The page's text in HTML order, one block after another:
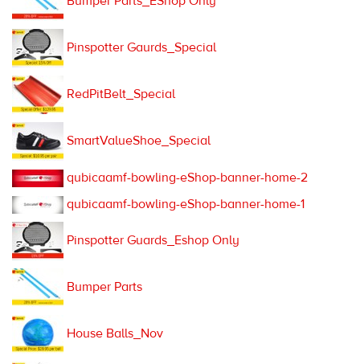
Pinspotter Gaurds_Special
RedPitBelt_Special
SmartValueShoe_Special
qubicaamf-bowling-eShop-banner-home-2
qubicaamf-bowling-eShop-banner-home-1
Pinspotter Guards_Eshop Only
Bumper Parts
House Balls_Nov